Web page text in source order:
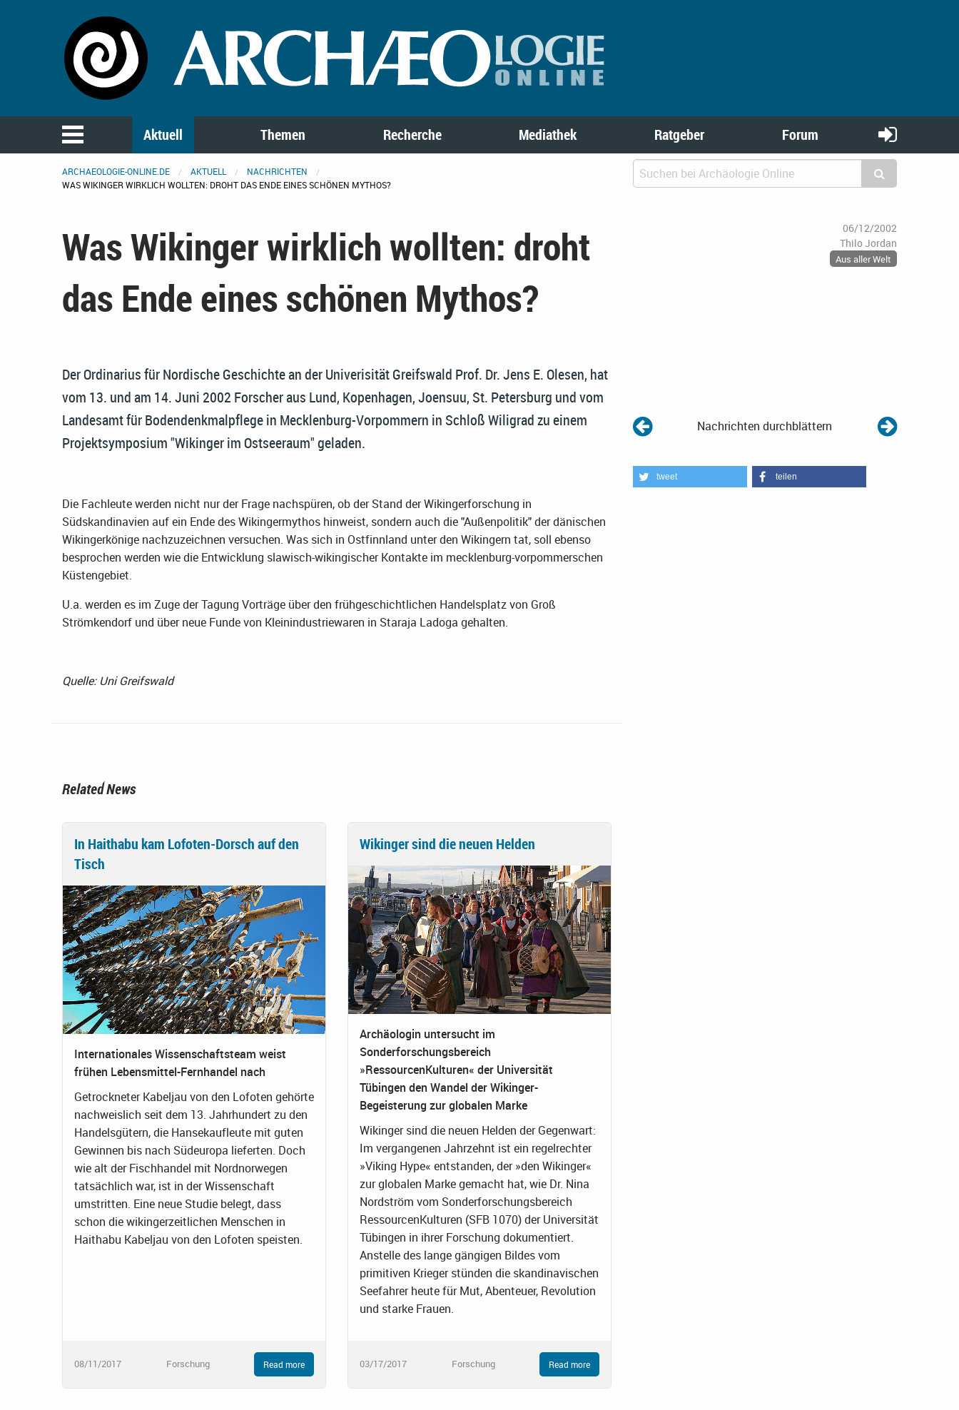
Aktuell Themen Recherche Mediathek Ratgeber Forum
ARCHAEOLOGIE-ONLINE.DE AKTUELL
NACHRICHTEN
WAS WIKINGER WIRKLICH WOLLTEN: DROHT DAS ENDE EINES SCHÖNEN MYTHOS?
Was Wikinger wirklich wollten: droht
das Ende eines schönen Mythos?
06/12/2002
Thilo Jordan
Aus aller Welt
Der Ordinarius für Nordische Geschichte an der Univerisität Greifswald Prof. Dr. Jens E. Olesen, hat
vom 13. und am 14. Juni 2002 Forscher aus Lund, Kopenhagen, Joensuu, St. Petersburg und vom
Landesamt für Bodendenkmalpflege in Mecklenburg-Vorpommern in Schloß Wiligrad zu einem
Projektsymposium "Wikinger im Ostseeraum" geladen.
Nachrichten durchblättern
Die Fachleute werden nicht nur der Frage nachspüren, ob der Stand der Wikingerforschung in
Südskandinavien auf ein Ende des Wikingermythos hinweist, sondern auch die "Außenpolitik" der dänischen
Wikingerkönige nachzuzeichnen versuchen. Was sich in Ostfinnland unter den Wikingern tat, soll ebenso
besprochen werden wie die Entwicklung slawisch-wikingischer Kontakte im mecklenburg-vorpommerschen
Küstengebiet.
U.a. werden es im Zuge der Tagung Vorträge über den frühgeschichtlichen Handelsplatz von Groß
Strömkendorf und über neue Funde von Kleinindustriewaren in Staraja Ladoga gehalten.
Quelle: Uni Greifswald
tweet teilen
Related News
In Haithabu kam Lofoten-Dorsch auf den
Tisch
Internationales Wissenschaftsteam weist
frühen Lebensmittel-Fernhandel nach
Getrockneter Kabeljau von den Lofoten gehörte
nachweislich seit dem 13. Jahrhundert zu den
Handelsgütern, die Hansekaufleute mit guten
Gewinnen bis nach Südeuropa lieferten. Doch
wie alt der Fischhandel mit Nordnorwegen
tatsächlich war, ist in der Wissenschaft
umstritten. Eine neue Studie belegt, dass
schon die wikingerzeitlichen Menschen in
Haithabu Kabeljau von den Lofoten speisten.
08/11/2017 Forschung Read more
Wikinger sind die neuen Helden
Archäologin untersucht im
Sonderforschungsbereich
»RessourcenKulturen« der Universität
Tübingen den Wandel der Wikinger-
Begeisterung zur globalen Marke
Wikinger sind die neuen Helden der Gegenwart:
Im vergangenen Jahrzehnt ist ein regelrechter
»Viking Hype« entstanden, der »den Wikinger«
zur globalen Marke gemacht hat, wie Dr. Nina
Nordström vom Sonderforschungsbereich
RessourcenKulturen (SFB 1070) der Universität
Tübingen in ihrer Forschung dokumentiert.
Anstelle des lange gängigen Bildes vom
primitiven Krieger stünden die skandinavischen
Seefahrer heute für Mut, Abenteuer, Revolution
und starke Frauen.
03/17/2017 Forschung Read more